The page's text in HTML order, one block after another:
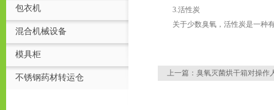
包衣机
混合机械设备
模具柜
不锈钢药材转运仓
3.活性炭
关于少数臭氧，活性炭是一种有
上一篇： 臭氧灭菌烘干箱对操作